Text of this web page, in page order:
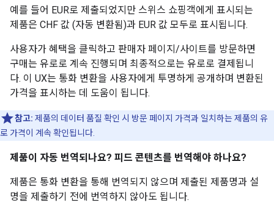
예를 들어 EUR로 제출되었지만 스위스 쇼핑객에게 표시되는
제품은 CHF 값 (자동 변환됨)과 EUR 값 모두로 표시됩니다.
사용자가 혜택을 클릭하고 판매자 페이지/사이트를 방문하면
구매는 유로로 계속 진행되며 최종적으로는 유로로 결제됩니
다. 이 UX는 통화 변환을 사용자에게 투명하게 공개하며 변환된
가격을 표시하는 데 도움이 됩니다.
참고: 제품의 데이터 품질 확인 시 방문 페이지 가격과 일치하는 제품의 유
로 가격이 계속 확인됩니다.
제품이 자동 번역되나요? 피드 콘텐츠를 번역해야 하나요?
제품은 통화 변환을 통해 번역되지 않으며 제출된 제품명과 설
명을 제출하기 전에 번역하지 않아도 됩니다.